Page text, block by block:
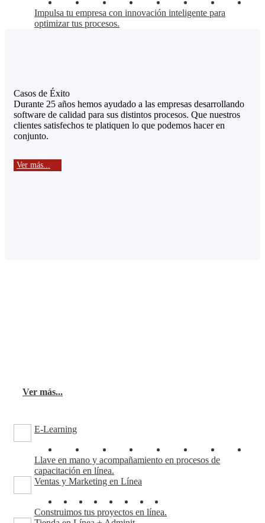
Impulsa tu empresa con innovación inteligente para
optimizar tus procesos.
Casos de Éxito
Durante 25 años hemos ayudado a las empresas desarrollando
software de calidad para sus distintos procesos. Que nuestros
clientes satisfechos te platiquen lo que podemos hacer en
conjunto.
Ver más...
Ver más...
E-Learning
Llave en mano y acompañamiento en procesos de
capacitación en línea.
Ventas y Marketing en Línea
Construimos tus proyectos en línea.